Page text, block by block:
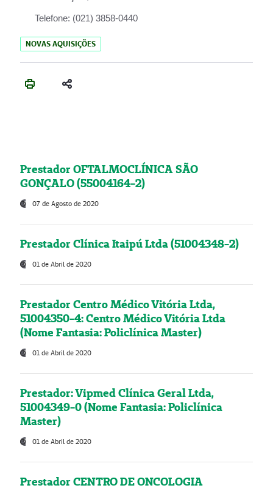
Telefone: (021) 3858-0440
NOVAS AQUISIÇÕES
Prestador OFTALMOCLÍNICA SÃO
GONÇALO (55004164-2)
07 de Agosto de 2020
Prestador Clínica Itaipú Ltda (51004348-2)
01 de Abril de 2020
Prestador Centro Médico Vitória Ltda,
51004350-4: Centro Médico Vitória Ltda
(Nome Fantasia: Policlínica Master)
01 de Abril de 2020
Prestador: Vipmed Clínica Geral Ltda,
51004349-0 (Nome Fantasia: Policlínica
Master)
01 de Abril de 2020
Prestador CENTRO DE ONCOLOGIA